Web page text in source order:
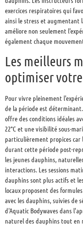
exercices respiratoires qui
ainsi le stress et augmentant
améliore non seulement
également chaque
Les meilleurs
optimiser
Pour vivre pleinement
de la période est
offre des conditions idéales
22°C et une visibilité sous-
particulièrement propices car
durant cette période post-
les jeunes dauphins,
interactions. Les sessions
dauphins sont plus actifs et
locaux proposent des
avec les dauphins, suivies de
d'Aquatic Bodywaves dans
naturel des dauphins tout en